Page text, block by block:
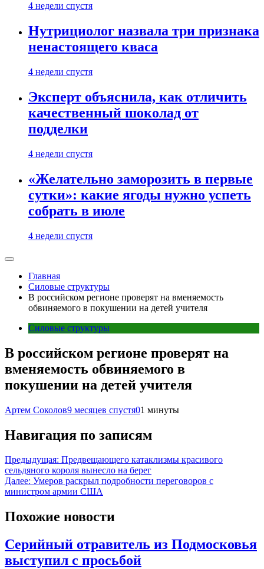
4 недели спустя
Нутрициолог назвала три признака
ненастоящего кваса
4 недели спустя
Эксперт объяснила, как отличить
качественный шоколад от
подделки
4 недели спустя
«Желательно заморозить в первые
сутки»: какие ягоды нужно успеть
собрать в июле
4 недели спустя
Главная
Силовые структуры
В российском регионе проверят на вменяемость
обвиняемого в покушении на детей учителя
Силовые структуры
В российском регионе проверят на
вменяемость обвиняемого в
покушении на детей учителя
Артем Соколов9 месяцев спустя01 минуты
Навигация по записям
Предыдущая: Предвещающего катаклизмы красивого
сельдяного короля вынесло на берег
Далее: Умеров раскрыл подробности переговоров с
министром армии США
Похожие новости
Серийный отравитель из Подмосковья
выступил с просьбой